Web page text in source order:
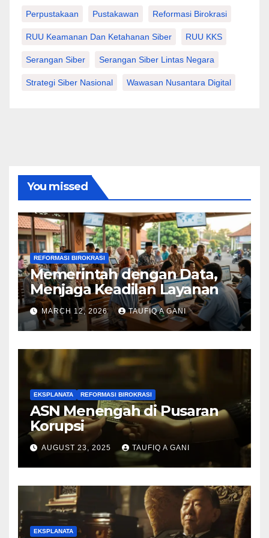
Perpustakaan Pustakawan Reformasi Birokrasi
RUU Keamanan Dan Ketahanan Siber RUU KKS
Serangan Siber Serangan Siber Lintas Negara
Strategi Siber Nasional Wawasan Nusantara Digital
You missed
REFORMASI BIROKRASI
Memerintah dengan Data,
Menjaga Keadilan Layanan
MARCH 12, 2026 TAUFIQ A GANI
EKSPLANATA REFORMASI BIROKRASI
ASN Menengah di Pusaran
Korupsi
AUGUST 23, 2025 TAUFIQ A GANI
EKSPLANATA